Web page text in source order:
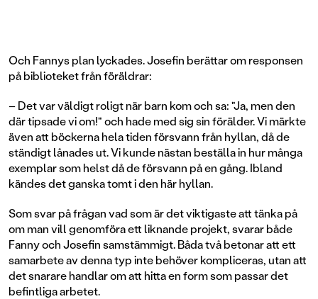
Och Fannys plan lyckades. Josefin berättar om responsen
på biblioteket från föräldrar:
– Det var väldigt roligt när barn kom och sa: "Ja, men den
där tipsade vi om!" och hade med sig sin förälder. Vi märkte
även att böckerna hela tiden försvann från hyllan, då de
ständigt lånades ut. Vi kunde nästan beställa in hur många
exemplar som helst då de försvann på en gång. Ibland
kändes det ganska tomt i den här hyllan.
Som svar på frågan vad som är det viktigaste att tänka på
om man vill genomföra ett liknande projekt, svarar både
Fanny och Josefin samstämmigt. Båda två betonar att ett
samarbete av denna typ inte behöver kompliceras, utan att
det snarare handlar om att hitta en form som passar det
befintliga arbetet.